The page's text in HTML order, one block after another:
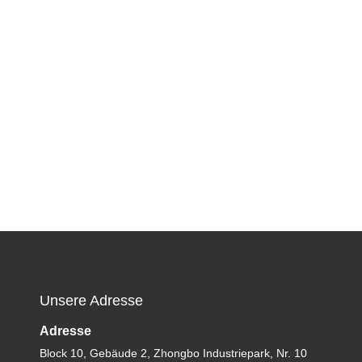
Unsere Adresse
Adresse
Block 10, Gebäude 2, Zhongbo Industriepark, Nr. 10